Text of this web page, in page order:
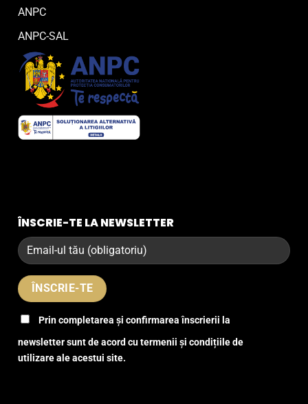
ANPC
ANPC-SAL
ÎNSCRIE-TE LA NEWSLETTER
Prin completarea și confirmarea înscrierii la
newsletter sunt de acord cu termenii și condițiile de
utilizare ale acestui site.